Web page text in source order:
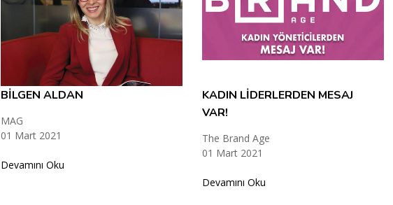
BİLGEN ALDAN
MAG
01 Mart 2021
Devamını Oku
KADIN LİDERLERDEN MESAJ
VAR!
The Brand Age
01 Mart 2021
Devamını Oku